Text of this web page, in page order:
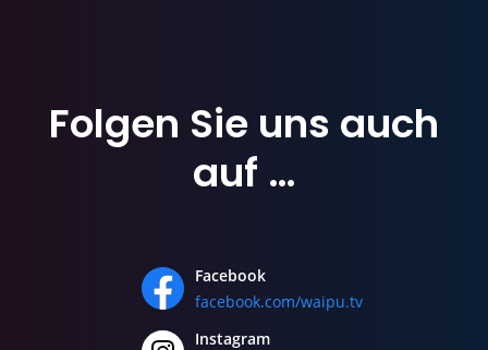
Folgen Sie uns auch
auf …
Facebook
facebook.com/waipu.tv
Instagram